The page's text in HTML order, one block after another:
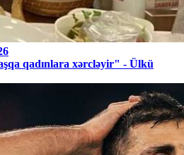
qadınlara xərcləyir" - Ülkü